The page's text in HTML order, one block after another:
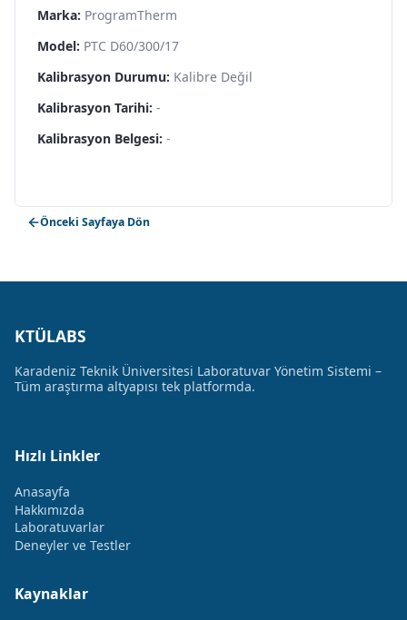
Marka: ProgramTherm
Model: PTC D60/300/17
Kalibrasyon Durumu: Kalibre Değil
Kalibrasyon Tarihi: -
Kalibrasyon Belgesi: -
Önceki Sayfaya Dön
KTÜLABS
Karadeniz Teknik Üniversitesi Laboratuvar Yönetim Sistemi –
Tüm araştırma altyapısı tek platformda.
Hızlı Linkler
Anasayfa
Hakkımızda
Laboratuvarlar
Deneyler ve Testler
Kaynaklar